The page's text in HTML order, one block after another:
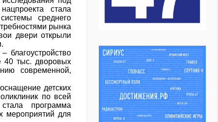
стала
среднего
рынка
двери открыли
благоустройство
40 тыс. дворовых
современной,
детских
по всей
программа
мероприятий для